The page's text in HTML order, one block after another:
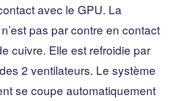
avec le GPU. La
pas par contre en contact
cuivre. Elle est refroidie par
2 ventilateurs. Le système
se coupe automatiquement